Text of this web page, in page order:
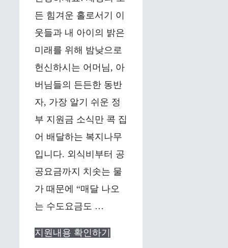
든 힘겨운 홀로서기 이
웃들과 내 아이의 밝은
미래를 위해 밤낮으로
헌신하시는 어머님, 아
버님들의 든든한 동반
자, 가장 알기 쉬운 정
부 지원금 소식만 콕 집
어 배달하는 복지나무
입니다. 외식비부터 공
공요금까지 치솟는 물
가 때문에 “매달 나오
는 수도요금도 …
지원내용 확인하기